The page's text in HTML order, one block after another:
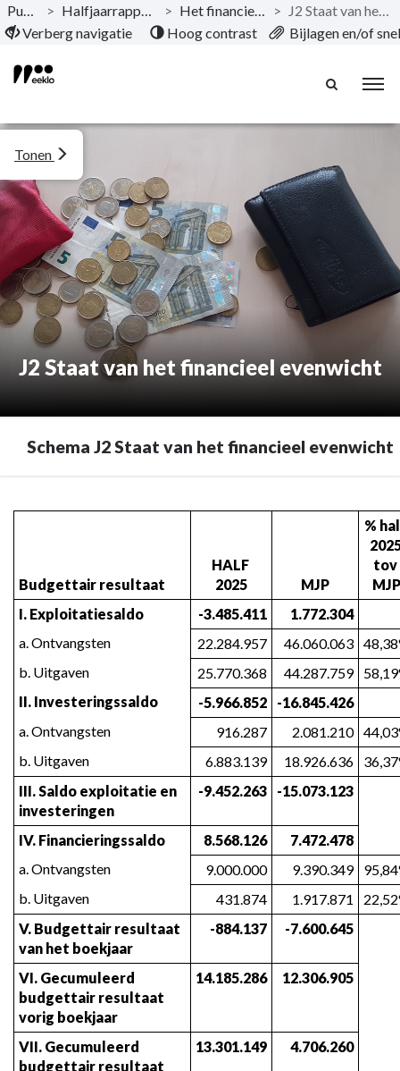
Naar hoofdinhoud
Publicaties > Halfjaarrapport september 2025 > Het financieel halfjaarrapport >
J2 Staat van het financieel evenwicht
Verberg navigatie
Hoog contrast Bijlagen en/of
J2 Staat van het financieel evenwicht
Tonen
Schema J2 Staat van het financieel evenwicht
Staat
financieel
evenwicht
Schema
Staat
van
het
financieel
evenwicht
Budgettair resultaat
HALF
2025
MJP
%
tov
MJP
I. Exploitatiesaldo
-3.485.411
1.772.304
a. Ontvangsten
22.284.957 46.060.063
b. Uitgaven
25.770.368 44.287.759
II. Investeringssaldo
-5.966.852
-16.845.426
a. Ontvangsten
916.287 2.081.210
b. Uitgaven
6.883.139 18.926.636
III. Saldo exploitatie en
investeringen
-9.452.263 -15.073.123
IV. Financieringssaldo 8.568.126
7.472.478
a. Ontvangsten
9.000.000 9.390.349
b. Uitgaven
431.874 1.917.871
V. Budgettair resultaat
van het boekjaar
-884.137 -7.600.645
VI. Gecumuleerd
budgettair resultaat
vorig boekjaar
14.185.286 12.306.905
VII. Gecumuleerd
budgettair resultaat
13.301.149 4.706.260